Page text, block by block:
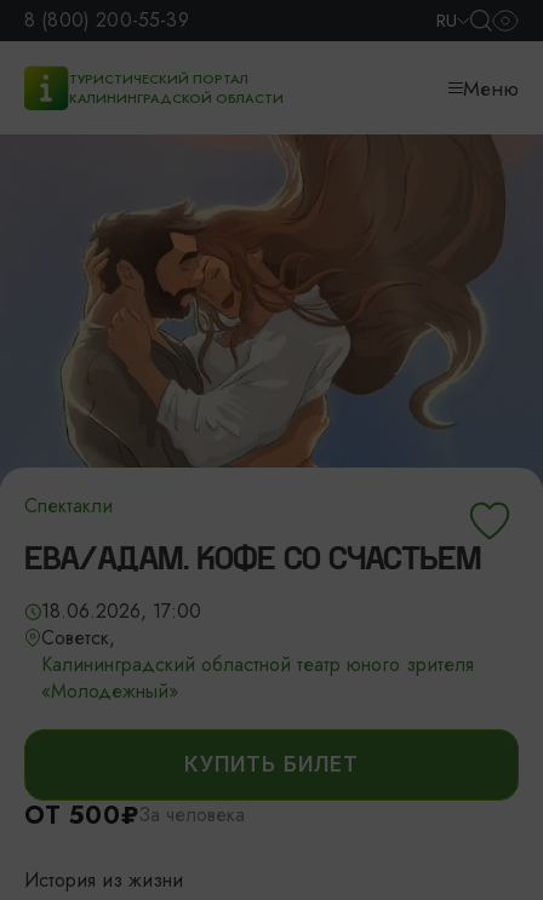
8 (800) 200-55-39 RU
ТУРИСТИЧЕСКИЙ ПОРТАЛ
КАЛИНИНГРАДСКОЙ ОБЛАСТИ
Меню
Спектакли
ЕВА/АДАМ. КОФЕ СО СЧАСТЬЕМ
18.06.2026, 17:00
Советск,
Калининградский областной театр юного зрителя
«Молодежный»
КУПИТЬ БИЛЕТ
ОТ 500₽За человека
История из жизни